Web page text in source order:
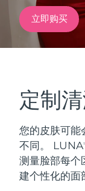
立即购买
定制
您的皮肤可能
不同。 LUNA
测量脸部每个
建个性化的面
红光疗法
面部清洁
加拿大
奥地利
比利时
百慕大